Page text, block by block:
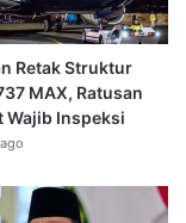
Retak Struktur
MAX, Ratusan
Wajib Inspeksi